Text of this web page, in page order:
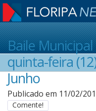
Home
Notícias
Colunistas
Baile
quinta-feira
Junho
Publicado em 11/02/
Comente!